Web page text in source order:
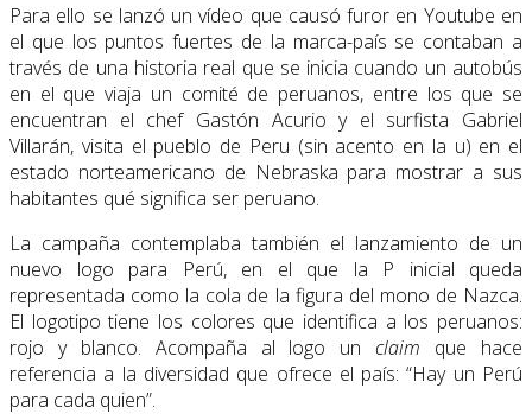
Para ello se lanzó un vídeo que causó furor en Youtube en
el que los puntos fuertes de la marca-país se contaban a
través de una historia real que se inicia cuando un autobús
en el que viaja un comité de peruanos, entre los que se
encuentran el chef Gastón Acurio y el surfista Gabriel
Villarán, visita el pueblo de Peru (sin acento en la u) en el
estado norteamericano de Nebraska para mostrar a sus
habitantes qué significa ser peruano.
La campaña contemplaba también el lanzamiento de un
nuevo logo para Perú, en el que la P inicial queda
representada como la cola de la figura del mono de Nazca.
El logotipo tiene los colores que identifica a los peruanos:
rojo y blanco. Acompaña al logo unclaim que hace
referencia a la diversidad que ofrece el país: “Hay un Perú
para cada quien”.